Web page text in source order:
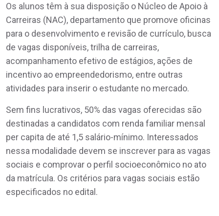
Os alunos têm à sua disposição o Núcleo de Apoio à
Carreiras (NAC), departamento que promove oficinas
para o desenvolvimento e revisão de currículo, busca
de vagas disponíveis, trilha de carreiras,
acompanhamento efetivo de estágios, ações de
incentivo ao empreendedorismo, entre outras
atividades para inserir o estudante no mercado.
Sem fins lucrativos, 50% das vagas oferecidas são
destinadas a candidatos com renda familiar mensal
per capita de até 1,5 salário-mínimo. Interessados
nessa modalidade devem se inscrever para as vagas
sociais e comprovar o perfil socioeconômico no ato
da matrícula. Os critérios para vagas sociais estão
especificados no edital.